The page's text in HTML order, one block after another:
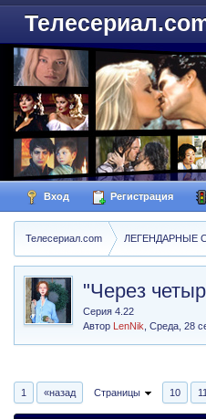
Вход Регистрация
Телесериал.com ЛЕГЕНДАРНЫЕ
"Через
Серия 4.22
Автор LenNik ,Среда, 28
1 «назад Страницы 10 11